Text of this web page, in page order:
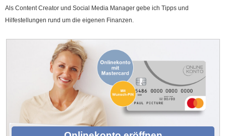
Als Content Creator und Social Media Manager gebe ich Tipps und
Hilfestellungen rund um die eigenen Finanzen.